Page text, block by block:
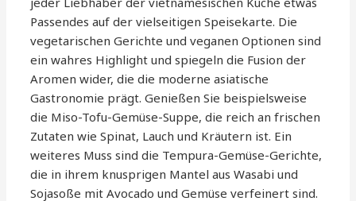
Passendes auf der vielseitigen Speisekarte. Die
vegetarischen Gerichte und veganen Optionen sind
ein wahres Highlight und spiegeln die Fusion der
Aromen wider, die die moderne asiatische
Gastronomie prägt. Genießen Sie beispielsweise
die Miso-Tofu-Gemüse-Suppe, die reich an frischen
Zutaten wie Spinat, Lauch und Kräutern ist. Ein
weiteres Muss sind die Tempura-Gemüse-Gerichte,
die in ihrem knusprigen Mantel aus Wasabi und
Sojasoße mit Avocado und Gemüse verfeinert sind.